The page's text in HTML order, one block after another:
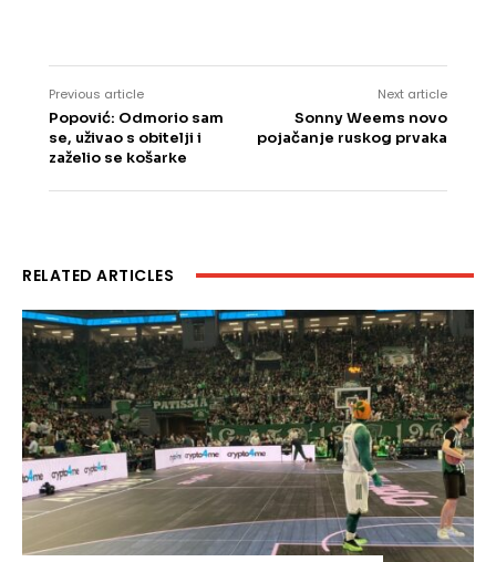
Previous article
Popović: Odmorio sam
se, uživao s obitelji i
zaželio se košarke
Next article
Sonny Weems novo
pojačanje ruskog prvaka
RELATED ARTICLES